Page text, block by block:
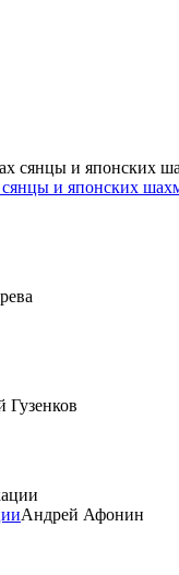
и японских
Гузенков
Андрей Афонин